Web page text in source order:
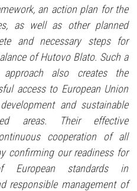
an action plan for the
as well as other planned
and necessary steps for
of Hutovo Blato. Such a
also creates the
access to European Union
and sustainable
areas. Their effective
cooperation of all
confirming our readiness for
European standards in
responsible management of